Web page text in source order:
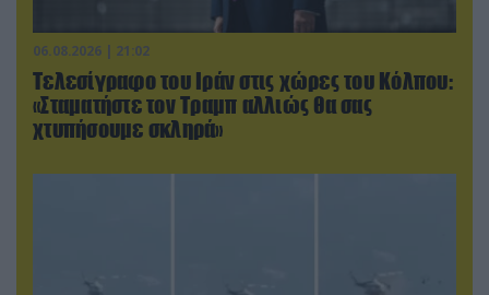
06.08.2026 | 21:02
Τελεσίγραφο του Ιράν στις χώρες του Κόλπου:
«Σταματήστε τον Τραμπ αλλιώς θα σας
χτυπήσουμε σκληρά»